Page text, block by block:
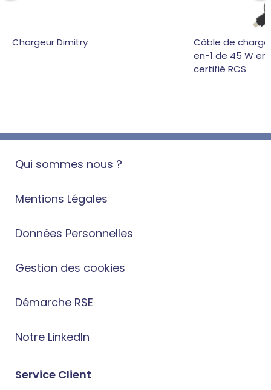
Chargeur Dimitry
Câble de
en-1 de 45 W
certifié RCS
Qui sommes nous ?
Mentions Légales
Données Personnelles
Gestion des cookies
Démarche RSE
Notre LinkedIn
Service Client